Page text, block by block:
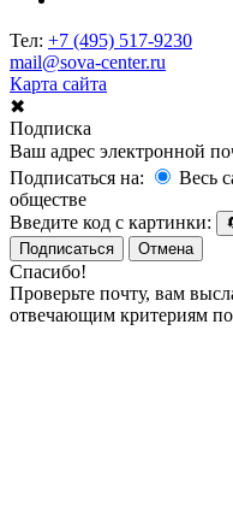
Тел: +7 (495) 517-9230
mail@sova-center.ru
Карта сайта
✖
Подписка
Ваш адрес электронной
Подписаться на:
Весь
обществе
Введите код с картинки:
Подписаться
Отмена
Спасибо!
Проверьте почту, вам
отвечающим критериям